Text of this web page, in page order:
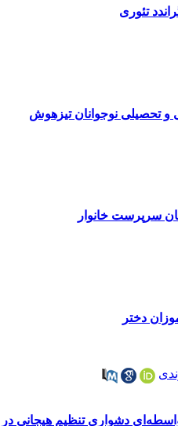
تئوری
تحصیلی نوجوانان تیزهوش
سرپرست خانوار
دختر
دشواری تنظیم هیجانی در